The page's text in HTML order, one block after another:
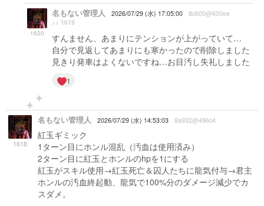
1620
名もない管理人 2026/07/29 (水) 17:05:00 8c600@600ee
>> 1619
すんません、あまりにテンションが上がっていて…
自分で見返してあまりにも寒かったので削除しました
見きり発車はよくないですね…お目汚し失礼しました
1
1618
名もない管理人 2026/07/29 (水) 14:53:03 8a932@496c4
紅玉ギミック
1ターン目にホンル混乱（汚血は使用済み）
2ターン目に紅玉とホンルのhpを1にする
紅玉がスキル使用→紅玉死亡＆囚人たちに龍気付与→君主
ホンルの汚血終起動、龍気で100%分のダメージ減少でカ
スダメ。